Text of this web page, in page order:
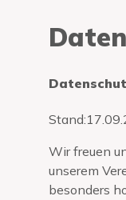
Stand:
Wir freuen
unserem
besonders